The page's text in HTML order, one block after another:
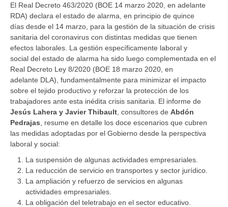
El Real Decreto 463/2020 (BOE 14 marzo 2020, en adelante
RDA) declara el estado de alarma, en principio de quince
días desde el 14 marzo, para la gestión de la situación de crisis
sanitaria del coronavirus con distintas medidas que tienen
efectos laborales. La gestión específicamente laboral y
social del estado de alarma ha sido luego complementada en el
Real Decreto Ley 8/2020 (BOE 18 marzo 2020, en
adelante DLA), fundamentalmente para minimizar el impacto
sobre el tejido productivo y reforzar la protección de los
trabajadores ante esta inédita crisis sanitaria. El informe de
Jesús Lahera y Javier Thibault , consultores de Abdón
Pedrajas , resume en detalle los doce escenarios que cubren
las medidas adoptadas por el Gobierno desde la perspectiva
laboral y social:
La suspensión de algunas actividades empresariales.
La reducción de servicio en transportes y sector jurídico.
La ampliación y refuerzo de servicios en algunas
actividades empresariales.
La obligación del teletrabajo en el sector educativo.